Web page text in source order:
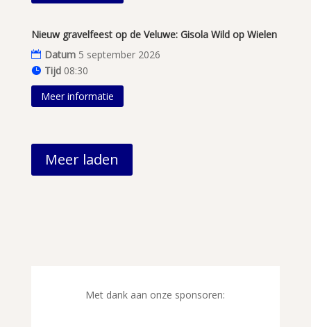
Nieuw gravelfeest op de Veluwe: Gisola Wild op Wielen
Datum 5 september 2026
Tijd 08:30
Meer informatie
Meer laden
Met dank aan onze sponsoren: